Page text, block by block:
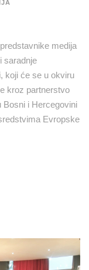
medija
saradnje
koji će se u okviru
kroz partnerstvo
Bosni i Hercegovini
Evropske